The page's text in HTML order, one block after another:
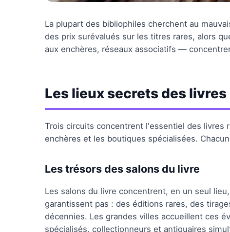
La plupart des bibliophiles cherchent au
des prix surévalués sur les titres rares, alors
aux enchères, réseaux associatifs —
Les lieux secrets des livres
Trois circuits concentrent l'essentiel des livres
enchères et les boutiques spécialisées.
Les trésors des salons du livre
Les salons du livre concentrent, en un seul
garantissent pas : des éditions rares, des
décennies. Les grandes villes accueillent ces
spécialisés, collectionneurs et antiquaires